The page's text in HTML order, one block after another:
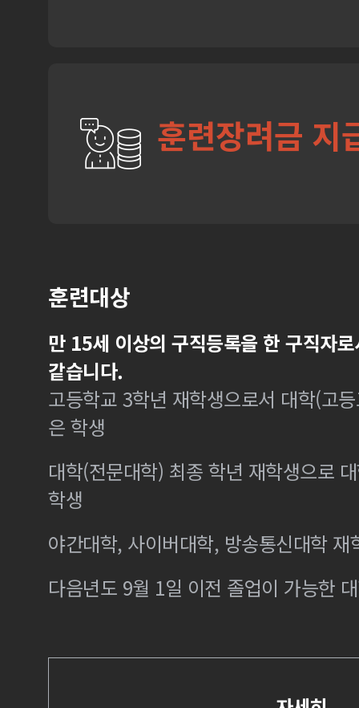
훈련장려금 지
훈련대상
만 15세 이상의 구직등록을 한 구직자
같습니다.
고등학교 3학년 재학생으로서 대학(고
은 학생
대학(전문대학) 최종 학년 재학생으로
학생
야간대학, 사이버대학, 방송통신대학 재
다음년도 9월 1일 이전 졸업이 가능한